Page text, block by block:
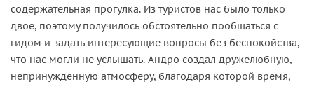
содержательная прогулка. Из туристов нас было только
двое, поэтому получилось обстоятельно пообщаться с
гидом и задать интересующие вопросы без беспокойства,
что нас могли не услышать. Андро создал дружелюбную,
непринужденную атмосферу, благодаря которой время,